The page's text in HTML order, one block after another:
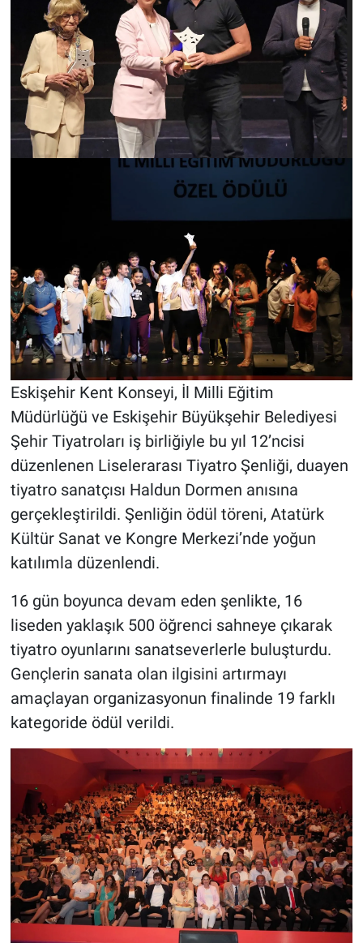
Eskişehir Kent Konseyi, İl Milli Eğitim
Müdürlüğü ve Eskişehir Büyükşehir Belediyesi
Şehir Tiyatroları iş birliğiyle bu yıl 12’ncisi
düzenlenen Liselerarası Tiyatro Şenliği, duayen
tiyatro sanatçısı Haldun Dormen anısına
gerçekleştirildi. Şenliğin ödül töreni, Atatürk
Kültür Sanat ve Kongre Merkezi’nde yoğun
katılımla düzenlendi.
16 gün boyunca devam eden şenlikte, 16
liseden yaklaşık 500 öğrenci sahneye çıkarak
tiyatro oyunlarını sanatseverlerle buluşturdu.
Gençlerin sanata olan ilgisini artırmayı
amaçlayan organizasyonun finalinde 19 farklı
kategoride ödül verildi.